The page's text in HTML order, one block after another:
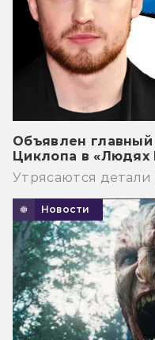
Объявлен
Циклопа в «Людях
Утрясаются детали
Новости